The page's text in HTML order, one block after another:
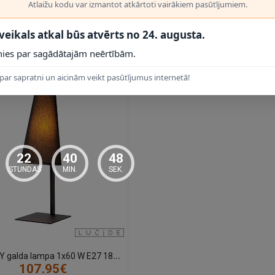
G
REGORY galda lampa 1x60 W E27 18×18 cm melna (Lucide)
107.95€
Atlaižu kodu var izmantot atkārtoti vairākiem pasūtījumiem.
atkal būs atvērts no 24. augusta.
par sagādātajām neērtībām.
sapratni un aicinām veikt pasūtījumus internetā!
22
STUNDAS
40
MIN.
47
SEK.